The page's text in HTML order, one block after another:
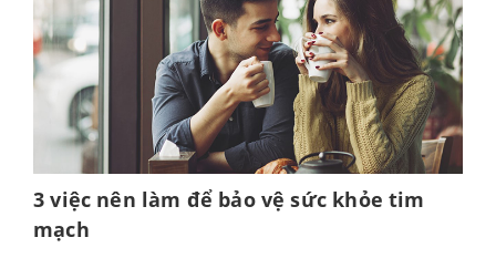
3 việc nên làm để bảo vệ sức khỏe tim
mạch